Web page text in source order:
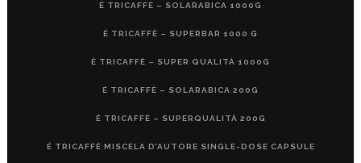
É TRICAFFÈ – SOLARABICA 1000G
É TRICAFFÈ – SUPERBAR 1000 G
É TRICAFFÈ – SUPER QUALITÀ 1000G
É TRICAFFÈ – SOLARABICA 200G
É TRICAFFÈ – SUPERQUALITÀ 200G
É TRICAFFÈ MISCELA D’AUTORE SINGLE-DOSE CAPSULE